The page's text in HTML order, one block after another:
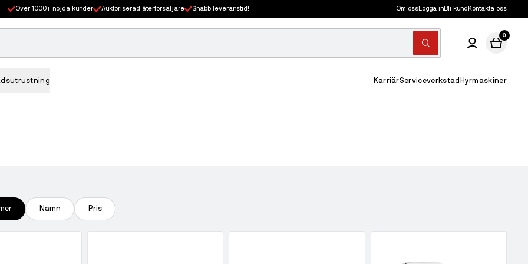
Över 1000+ nöjda kunder Auktoriserad återförsäljare Snabb leveranstid! Om ossLogga inBli kund Kontakta oss
0
KarriärServiceverkstad Hyrmaskiner
Namn Pris